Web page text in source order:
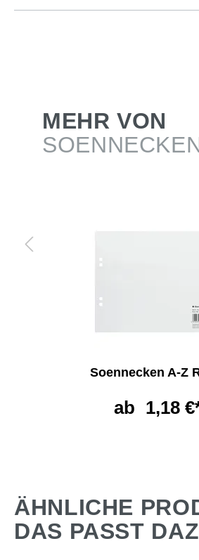
MEHR VON
Soennecken A-Z
ab 1,18
ÄHNLICHE
DAS PASST